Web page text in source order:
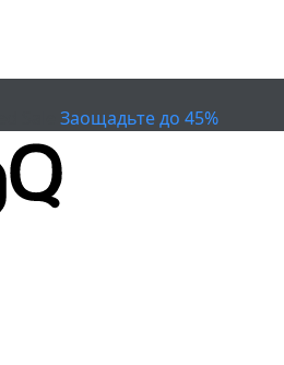
Заощадьте до 45%